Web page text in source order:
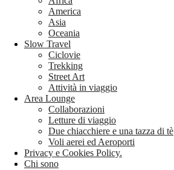
America
Asia
Oceania
Slow Travel
Ciclovie
Trekking
Street Art
Attività in viaggio
Area Lounge
Collaborazioni
Letture di viaggio
Due chiacchiere e una tazza di tè
Voli aerei ed Aeroporti
Privacy e Cookies Policy.
Chi sono